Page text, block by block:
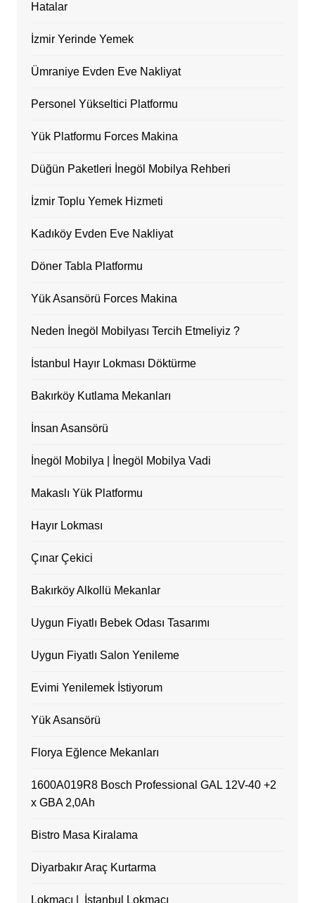
Hatalar
İzmir Yerinde Yemek
Ümraniye Evden Eve Nakliyat
Personel Yükseltici Platformu
Yük Platformu Forces Makina
Düğün Paketleri İnegöl Mobilya Rehberi
İzmir Toplu Yemek Hizmeti
Kadıköy Evden Eve Nakliyat
Döner Tabla Platformu
Yük Asansörü Forces Makina
Neden İnegöl Mobilyası Tercih Etmeliyiz ?
İstanbul Hayır Lokması Döktürme
Bakırköy Kutlama Mekanları
İnsan Asansörü
İnegöl Mobilya | İnegöl Mobilya Vadi
Makaslı Yük Platformu
Hayır Lokması
Çınar Çekici
Bakırköy Alkollü Mekanlar
Uygun Fiyatlı Bebek Odası Tasarımı
Uygun Fiyatlı Salon Yenileme
Evimi Yenilemek İstiyorum
Yük Asansörü
Florya Eğlence Mekanları
1600A019R8 Bosch Professional GAL 12V-40 +2
x GBA 2,0Ah
Bistro Masa Kiralama
Diyarbakır Araç Kurtarma
Lokmacı | İstanbul Lokmacı